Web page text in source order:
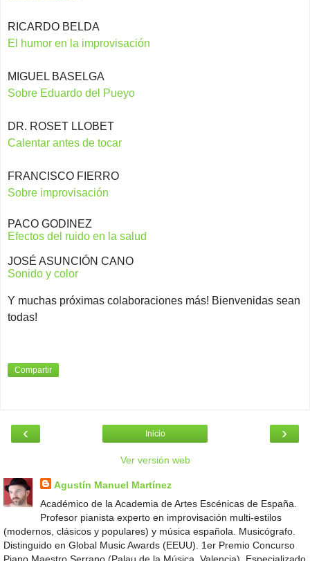
RICARDO BELDA
El humor en la improvisación
MIGUEL BASELGA
Sobre Eduardo del Pueyo
DR. ROSET LLOBET
Calentar antes de tocar
FRANCISCO FIERRO
Sobre improvisación
PACO GODINEZ
Efectos del ruido en la salud
JOSÉ ASUNCIÓN CANO
Sonido y color
Y muchas próximas colaboraciones más! Bienvenidas sean
todas!
Compartir
‹ ›
Inicio
Ver versión web
Agustín Manuel Martínez
Académico de la Academia de Artes Escénicas de España.
Profesor pianista experto en improvisación multi-estilos
(modernos, clásicos y populares) y música española. Musicógrafo.
Distinguido en Global Music Awards (EEUU). 1er Premio Concurso